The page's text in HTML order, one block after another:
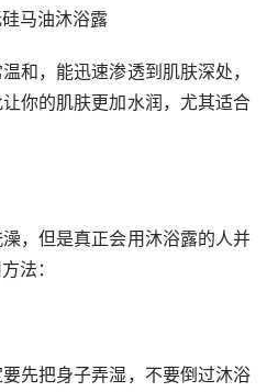
马油沐浴露
和，能迅速渗透到肌肤深处，
你的肌肤更加水润，尤其适合
，但是真正会用沐浴露的人并
法：
先把身子弄湿，不要倒过沐浴